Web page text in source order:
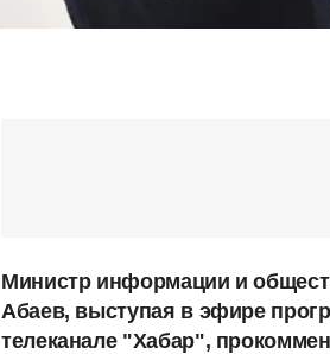
Министр информации и
Абаев, выступая в эфире
телеканале "Хабар",